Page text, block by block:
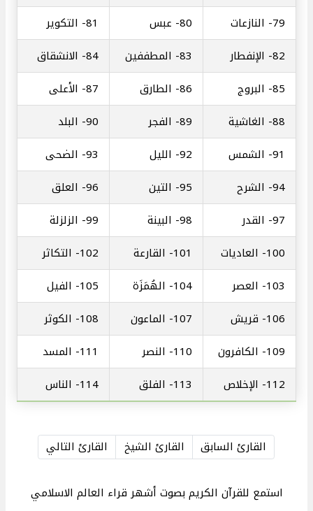
79- النازعات 80- عبس 81- التكوير
82- الإنفطار 83- المطففين 84- الانشقاق
85- البروج 86- الطارق 87- الأعلى
88- الغاشية 89- الفجر 90- البلد
91- الشمس 92- الليل 93- الضحى
94- الشرح 95- التين 96- العلق
97- القدر 98- البينة 99- الزلزلة
100- العاديات 101- القارعة 102- التكاثر
103- العصر 104- الهُمَزَة 105- الفيل
106- قريش 107- الماعون 108- الكوثر
109- الكافرون 110- النصر 111- المسد
112- الإخلاص 113- الفلق 114- الناس
القارئ السابق القارئ الشيخ القارئ التالي
استمع للقرآن الكريم بصوت أشهر قراء العالم الاسلامي